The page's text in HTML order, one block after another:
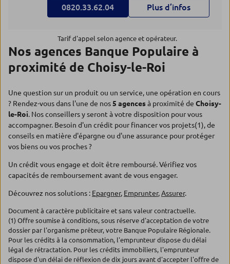
0820.33.62.04 Plus d’infos
Tarif d'appel selon agence et opérateur.
Nos agences Banque Populaire à
proximité de Choisy-le-Roi
Une question sur un produit ou un service, une opération en cours
? Rendez-vous dans l'une de nos5 agencesà proximité de Choisy-
le-Roi. Nos conseillers y seront à votre disposition pour vous
accompagner. Besoin d'un crédit pour financer vos projets(1), de
conseils en matière d'épargne ou d'une assurance pour protéger
vos biens ou vos proches ?
Un crédit vous engage et doit être remboursé. Vérifiez vos
capacités de remboursement avant de vous engager.
Découvrez nos solutions : Epargner, Emprunter,Assurer.
Document à caractère publicitaire et sans valeur contractuelle.
(1) Offre soumise à conditions, sous réserve d'acceptation de votre
dossier par l'organisme prêteur, votre Banque Populaire Régionale.
Pour les crédits à la consommation, l'emprunteur dispose du délai
légal de rétractation. Pour les crédits immobiliers, l'emprunteur
dispose d'un délai de réflexion de dix jours avant d'accepter l'offre de